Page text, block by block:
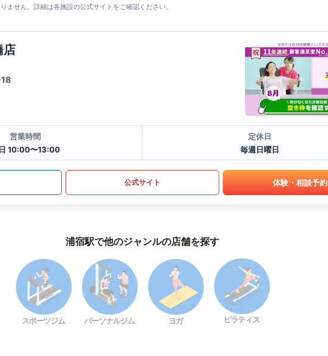
ません。詳細は各施設の公式サイトをご確認ください。
店
営業時間
10:00〜13:00
定休日
毎週日曜日
公式サイト 体験・相談予約
浦宿駅で他のジャンルの店舗を探す
スポーツジム パーソナルジム ヨガ ピラティス